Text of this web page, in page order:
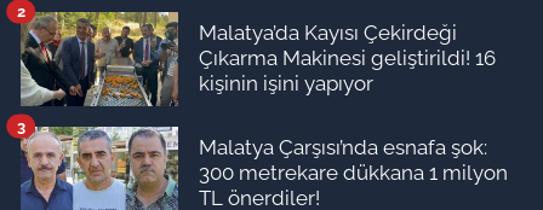
Malatya’da Kayısı Çekirdeği
Çıkarma Makinesi geliştirildi! 16
kişinin işini yapıyor
2
Malatya Çarşısı’nda esnafa şok:
300 metrekare dükkana 1 milyon
TL önerdiler!
3